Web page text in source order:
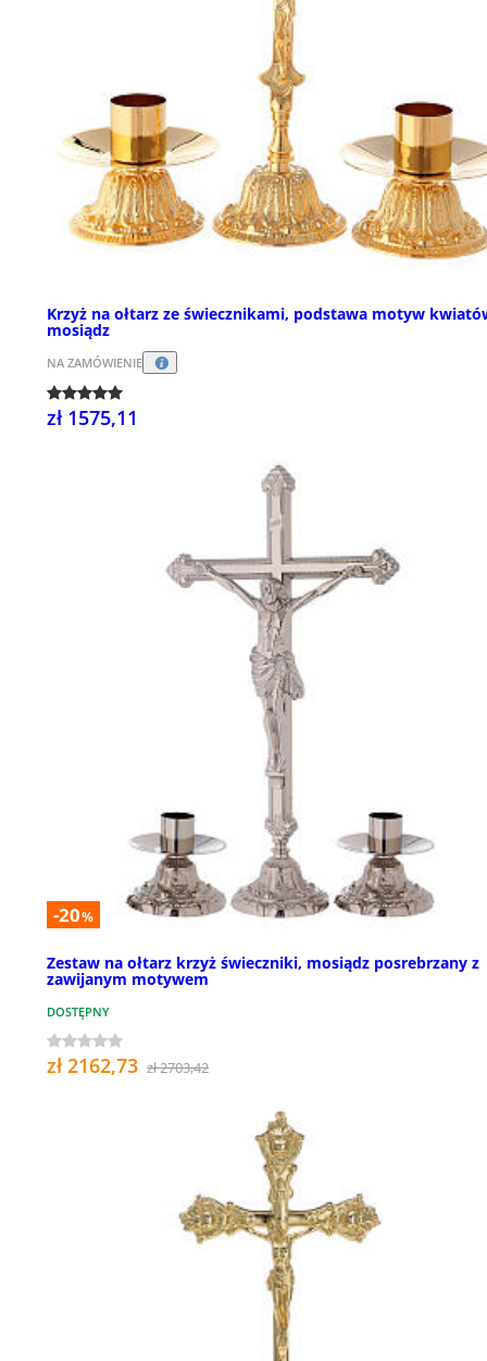
Krzyż na ołtarz ze świecznikami, podstawa motyw
mosiądz
NA ZAMÓWIENIE
zł 1575,11
-20%
Zestaw na ołtarz krzyż świeczniki, mosiądz posrebrzany z
zawijanym motywem
DOSTĘPNY
zł 2162,73 zł 2703,42